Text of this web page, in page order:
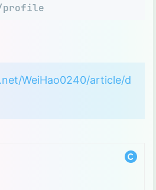
WeiHao0240/article/d